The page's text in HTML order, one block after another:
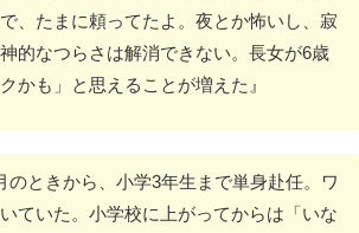
、たまに頼ってたよ。夜とか怖いし、寂
的なつらさは解消できない。長女が6歳
かも」と思えることが増えた』
のときから、小学3年生まで単身赴任。ワ
ていた。小学校に上がってからは「いな